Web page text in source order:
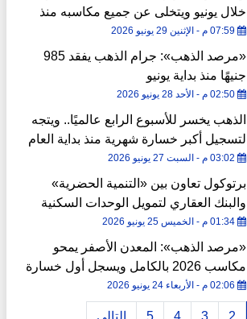
خلال يونيو ويتخلى عن جميع مكاسبه منذ
بداية 2026
07:59 م - الإثنين 29 يونيو 2026
«مرصد الذهب»: جرام الذهب يفقد 985
جنيهًا منذ بداية يونيو
02:50 م - الأحد 28 يونيو 2026
الذهب يخسر للأسبوع الرابع عالميًا.. ويتجه
لتسجيل أكبر خسارة شهرية منذ بداية العام
03:02 م - السبت 27 يونيو 2026
برتوكول تعاون بين «التنمية الحضرية»
والبنك العقاري لتمويل الوحدات السكنية
لمتوسطي الدخل
01:34 م - الخميس 25 يونيو 2026
«مرصد الذهب»: المعدن الأصفر يمحو
مكاسب 2026 بالكامل ويسجل أول خسارة
سنوية
02:06 م - الأربعاء 24 يونيو 2026
2
3
4
5 التالي